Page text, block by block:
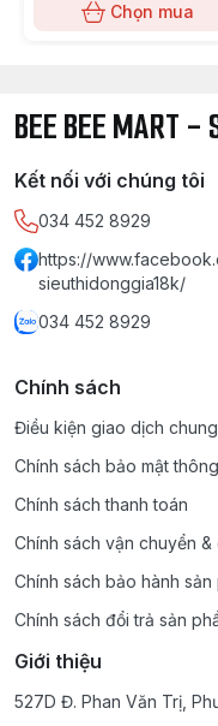
Chọn mua
BEE BEE MART -
Kết nối với chúng tôi
034 452 8929
https://
sieuthidonggia18k/
034 452 8929
Chính sách
Điều kiện giao dịch chung
Chính sách bảo mật
Chính sách thanh toán
Chính sách vận chuyển &
Chính sách bảo hành sản
Chính sách đổi trả sản
Giới thiệu
527D Đ. Phan Văn Trị,